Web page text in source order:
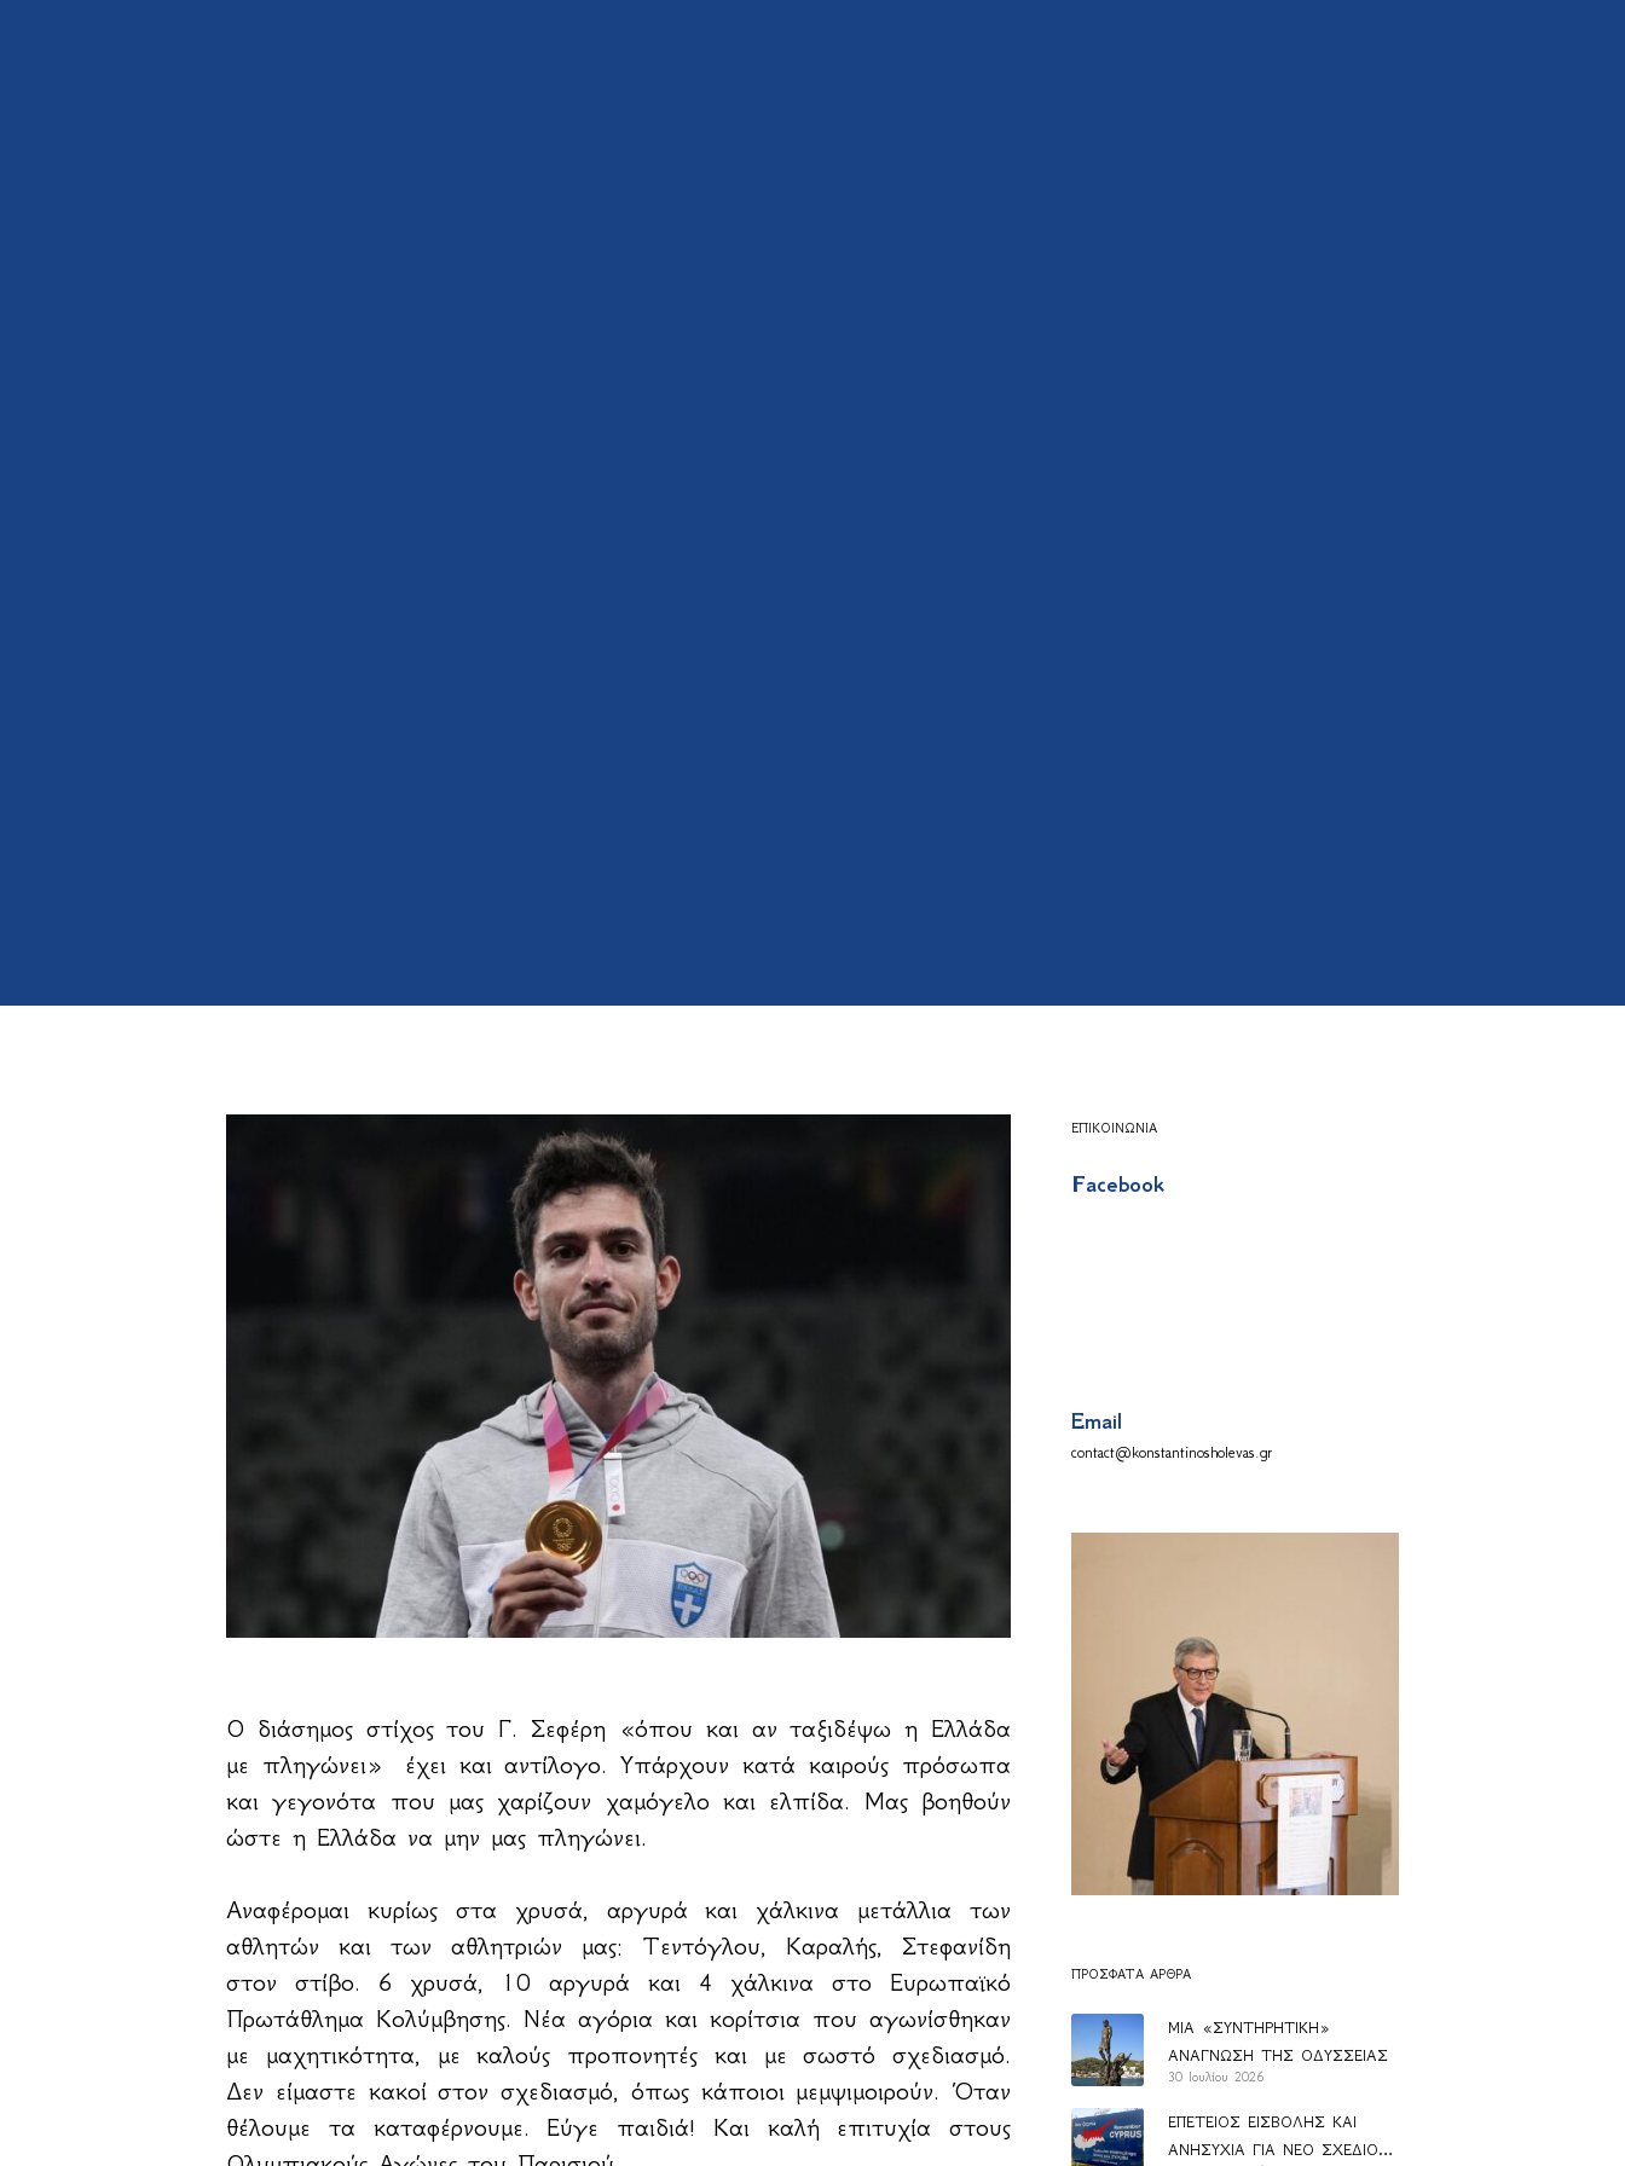
Ο διάσημος στίχος του Γ. Σεφέρη «όπου και αν ταξιδέψω η Ελλάδα
με πληγώνει» έχει και αντίλογο. Υπάρχουν κατά καιρούς πρόσωπα
και γεγονότα που μας χαρίζουν χαμόγελο και ελπίδα. Μας βοηθούν
ώστε η Ελλάδα να μην μας πληγώνει.
Αναφέρομαι κυρίως στα χρυσά, αργυρά και χάλκινα μετάλλια των
αθλητών και των αθλητριών μας: Τεντόγλου, Καραλής, Στεφανίδη
στον στίβο. 6 χρυσά, 10 αργυρά και 4 χάλκινα στο Ευρωπαϊκό
Πρωτάθλημα Κολύμβησης. Νέα αγόρια και κορίτσια που αγωνίσθηκαν
με μαχητικότητα, με καλούς προπονητές και με σωστό σχεδιασμό.
Δεν είμαστε κακοί στον σχεδιασμό, όπως κάποιοι μεμψιμοιρούν. Όταν
θέλουμε τα καταφέρνουμε. Εύγε παιδιά! Και καλή επιτυχία στους
ΕΠΙΚΟΙΝΩΝΊΑ
Facebook
Email
contact@konstantinosholevas.gr
ΠΡΌΣΦΑΤΑ ΆΡΘΡΑ
ΜΙΑ «ΣΥΝΤΗΡΗΤΙΚΗ»
ΑΝΑΓΝΩΣΗ ΤΗΣ ΟΔΥΣΣΕΙΑΣ
30 Ιουλίου 2026
ΕΠΕΤΕΙΟΣ ΕΙΣΒΟΛΗΣ ΚΑΙ
ΑΝΗΣΥΧΙΑ ΓΙΑ ΝΕΟ ΣΧΕΔΙΟ